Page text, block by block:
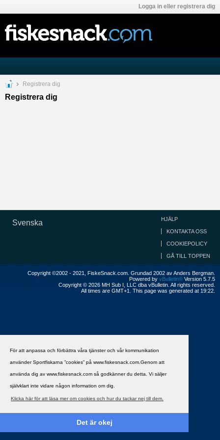
För att anpassa och förbättra våra tjänster och vår kommunikation
använder Sportfiskarna ”cookies” på www.fiskesnack.com.Genom att
använda dig av www.fiskesnack.com så godkänner du detta. Vi säljer
självklart inte vidare någon information om dig.
Klicka här för att läsa mer om cookies och hur du tackar nej till dem.
Det är okej
Logga in eller registrera dig
Registrera dig
Registrera dig
Svenska HJÄLP
KONTAKTA OSS
COOKIEPOLICY
GÅ TILL TOPPEN
Copyright ©2002 - 2021, FiskeSnack.com. Grundad 2002 av Anders Bergman.
Powered by vBulletin® Version 5.7.5
Copyright © 2026 MH Sub I, LLC dba vBulletin. All rights reserved.
All times are GMT+1. This page was generated at 19:22.